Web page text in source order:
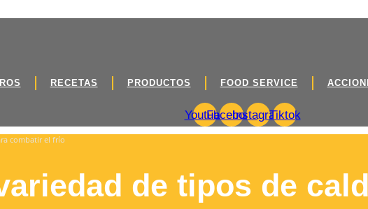
RECETAS PRODUCTOS FOOD SERVICE
YoutubeFacebookInstagramTiktok
combatir el frío
de tipos de